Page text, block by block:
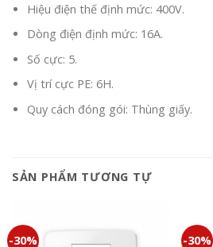
Hiệu điện thế định mức: 400V.
Dòng điện định mức: 16A.
Số cực: 5.
Vị trí cực PE: 6H.
Quy cách đóng gói: Thùng giấy.
SẢN PHẨM TƯƠNG TỰ
-30% -30%